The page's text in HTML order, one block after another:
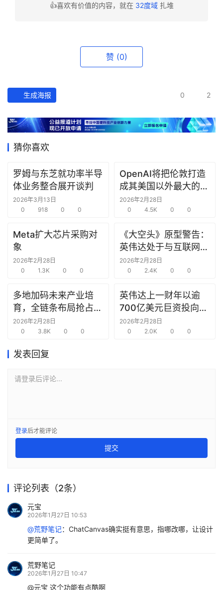
条
深
度
产
经
数
研
选
报
创
投
之
机
👍喜欢有价值的内容，就在 32度域扎堆
赞 (0)
生成海报 0 2
猜你喜欢
罗姆与东芝就功率半导
体业务整合展开谈判
2026年3月13日
0
918 0 0
OpenAI将把伦敦打造
成其美国以外最大的研
究中心
2026年2月28日
0
4.5K 0 0
Meta扩大芯片采购对
象
2026年2月28日
0
1.3K 0 0
《大空头》原型警告：
英伟达处于与互联网泡
沫时期思科同样的“危
险境地”
2026年2月28日
0
2.4K 0 0
多地加码未来产业培
育，全链条布局抢占新
赛道先机
2026年2月28日
0
3.8K 0 0
英伟达上一财年以逾
700亿美元巨资投向合
作方，竭力巩固AI芯片
需求
2026年2月28日
0
2.0K 0 0
发表回复
请登录后评论...
登录后才能评论
提交
评论列表（2条）
元宝
2026年1月27日 10:53
@荒野笔记： ChatCanvas确实挺有意思，指哪改哪，让设计
更简单了。
荒野笔记
2026年1月27日 10:47
@元宝 这个功能有点酷啊